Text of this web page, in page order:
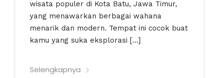
wisata populer di Kota Batu, Jawa Timur,
yang menawarkan berbagai wahana
menarik dan modern. Tempat ini cocok buat
kamu yang suka eksplorasi […]
Selengkapnya